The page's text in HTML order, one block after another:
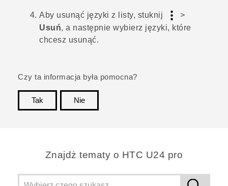
Aby usunąć języki z listy, stuknij
>
Usuń, a następnie wybierz języki, które
chcesz usunąć.
Czy ta informacja była pomocna?
Tak
Nie
Znajdż tematy o HTC U24 pro